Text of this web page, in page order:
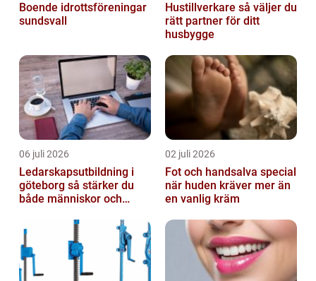
Boende idrottsföreningar
sundsvall
Hustillverkare så väljer du
rätt partner för ditt
husbygge
06 juli 2026
Ledarskapsutbildning i
göteborg så stärker du
både människor och
02 juli 2026
Fot och handsalva special
när huden kräver mer än
en vanlig kräm